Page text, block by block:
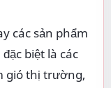
các sản phẩm
biệt là các
gió thị trường,